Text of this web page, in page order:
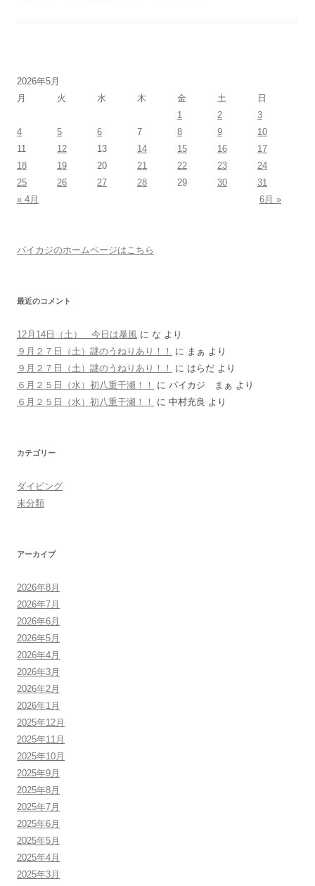
2026年5月
月
火 水 木 金 土
日
1
2
3
4
5 6 7 8 9
10
11
12 13 14 15 16
17
18
19 20 21 22 23
24
25
26 27 28 29 30
31
« 4月
6月 »
パイカジのホームページはこちら
最近のコメント
12月14日（土） 今日は暴風 に な より
９月２７日（土）謎のうねりあり！！
に まぁ より
９月２７日（土）謎のうねりあり！！
に はらだ より
６月２５日（水）初八重干瀬！！
に パイカジ まぁ より
６月２５日（水）初八重干瀬！！
に 中村充良 より
カテゴリー
ダイビング
未分類
アーカイブ
2026年8月
2026年7月
2026年6月
2026年5月
2026年4月
2026年3月
2026年2月
2026年1月
2025年12月
2025年11月
2025年10月
2025年9月
2025年8月
2025年7月
2025年6月
2025年5月
2025年4月
2025年3月